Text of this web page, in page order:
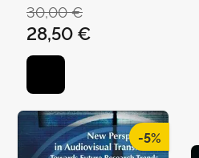
30,00 €
28,50 €
-5%